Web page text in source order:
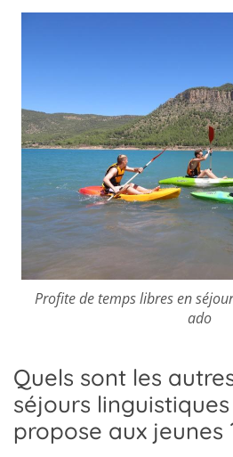
Profite de temps libres en
ado
Quels sont les
séjours
propose aux jeunes